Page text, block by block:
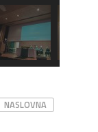
NASLOVNA